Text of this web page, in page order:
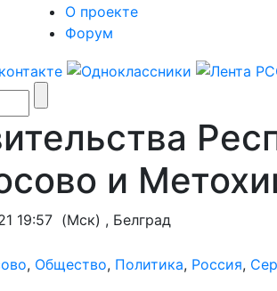
О проекте
Форум
и
19:57 (Мск) , Белград
, Общество, Политика, Россия,